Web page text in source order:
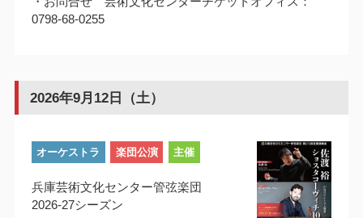
0798-68-0255
2026年9月12日（土）
オーケストラ 楽団公演 主催
兵庫芸術文化センター管弦楽団
2026-27シーズン